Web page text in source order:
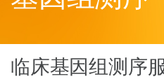
临床基因组测序